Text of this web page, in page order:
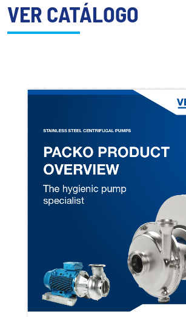
VER CATÁLOGO